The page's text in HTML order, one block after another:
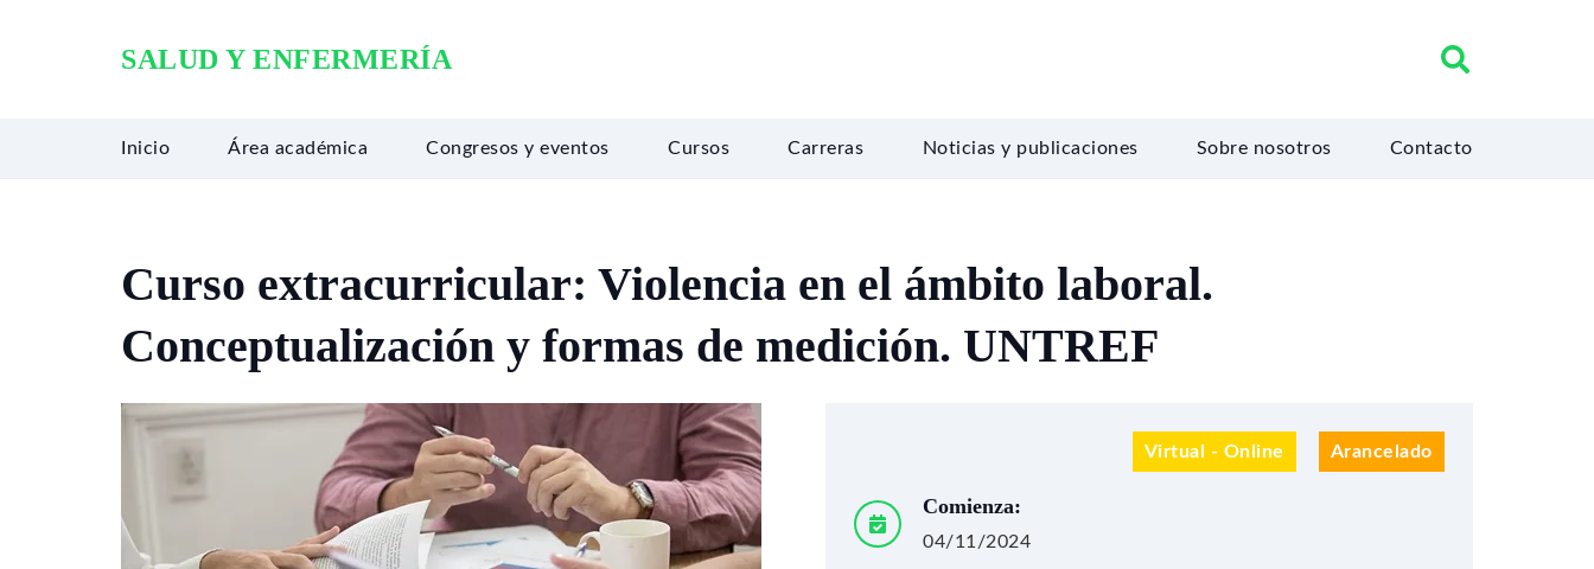
SALUD Y ENFERMERÍA
Inicio Área académica Congresos y eventos Cursos Carreras Noticias y publicaciones Sobre nosotros Contacto
Curso extracurricular: Violencia en el ámbito laboral.
Conceptualización y formas de medición. UNTREF
Virtual - Online Arancelado
Comienza:
04/11/2024